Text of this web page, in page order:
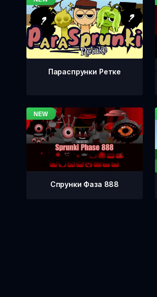
Параспрунки Ретке
Спрунки Фаза 888